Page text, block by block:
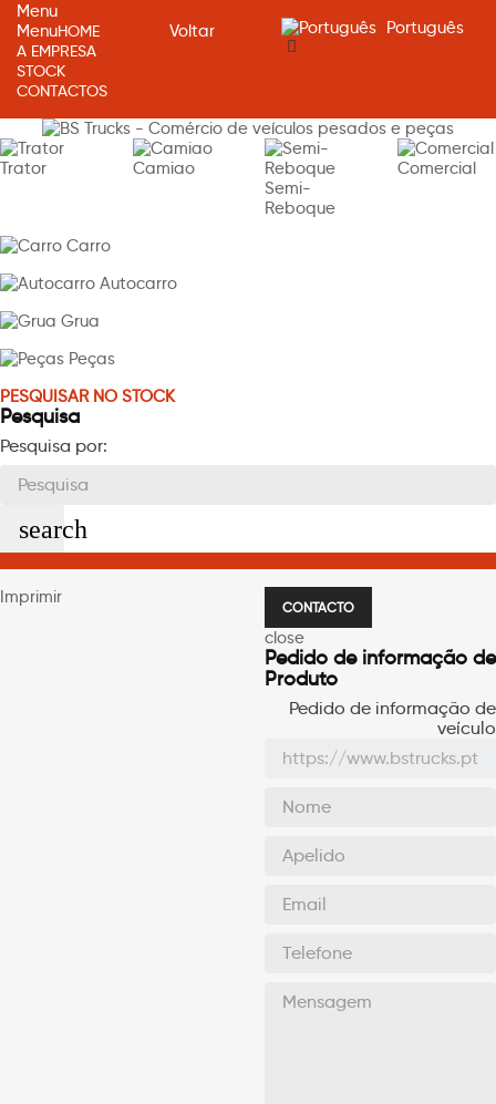
Menu
Menu
Voltar
HOME
A EMPRESA
STOCK
CONTACTOS
Português
Trator
Camiao
Semi-
Reboque
Comercial
Carro
Autocarro
Grua
Peças
PESQUISAR NO STOCK
Pesquisa
Pesquisa por:
search
Imprimir
CONTACTO
close
Pedido de informação de
Produto
Pedido de informação de
veículo